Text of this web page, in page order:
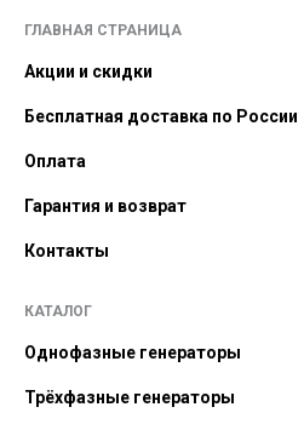
ГЛАВНАЯ СТРАНИЦА
Акции и скидки
Бесплатная доставка по России
Оплата
Гарантия и возврат
Контакты
КАТАЛОГ
Однофазные генераторы
Трёхфазные генераторы